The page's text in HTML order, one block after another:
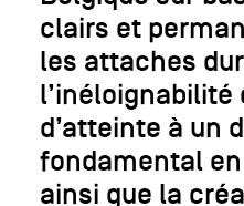
clairs et
les attaches
l’inéloignabilité
d’atteinte à un
fondamental
ainsi que la